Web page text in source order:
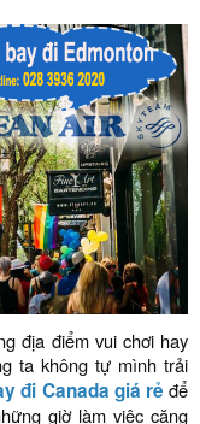
địa điểm vui chơi hay
ta không tự mình trải
đi Canada giá rẻ để
giờ làm việc căng